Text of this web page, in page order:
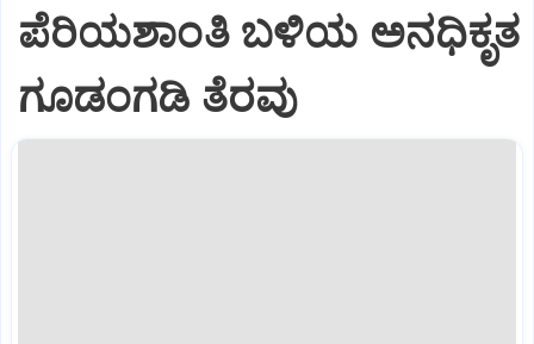
ಪೆರಿಯಶಾಂತಿ ಬಳಿಯ ಅನಧಿಕೃತ
ಗೂಡಂಗಡಿ ತೆರವು